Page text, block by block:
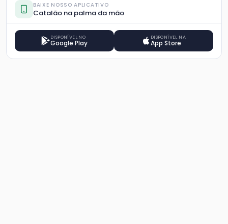
BAIXE NOSSO APLICATIVO
Catalão na palma da mão
DISPONÍVEL NO
Google Play
DISPONÍVEL NA
App Store